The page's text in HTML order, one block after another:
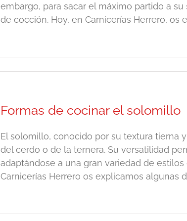
embargo, para sacar el máximo partido a
de cocción. Hoy, en Carnicerías Herrero,
Formas de cocinar el solomillo
El solomillo, conocido por su textura tierna
del cerdo o de la ternera. Su versatilidad
adaptándose a una gran variedad de
Carnicerías Herrero os explicamos algunas